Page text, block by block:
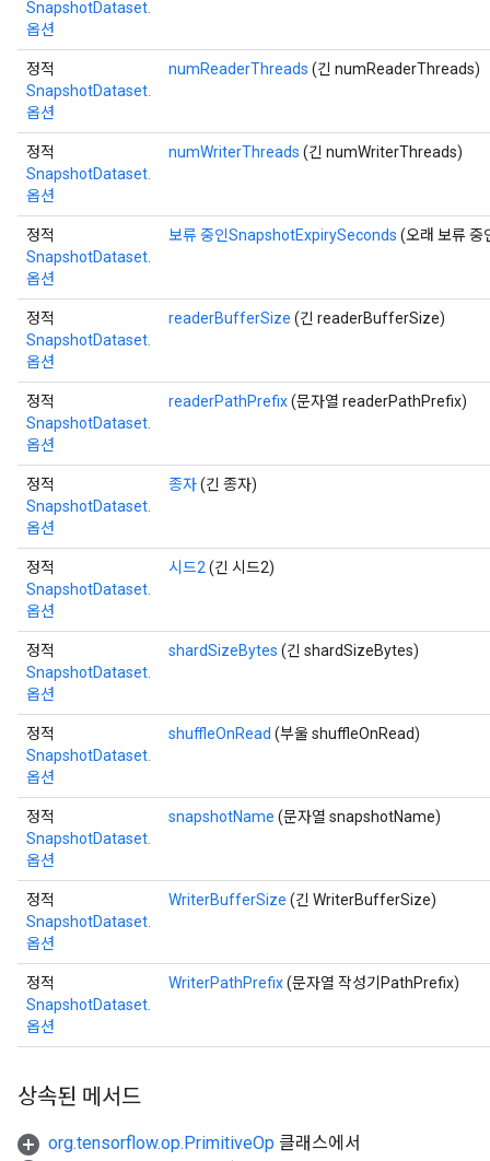
SnapshotDataset.
옵션
정적
SnapshotDataset.
옵션
numReaderThreads (긴 numReaderThreads)
정적
SnapshotDataset.
옵션
numWriterThreads (긴 numWriterThreads)
정적
SnapshotDataset.
옵션
보류 중인SnapshotExpirySeconds (오래 보류
정적
SnapshotDataset.
옵션
readerBufferSize (긴 readerBufferSize)
정적
SnapshotDataset.
옵션
readerPathPrefix(문자열 readerPathPrefix)
정적
SnapshotDataset.
옵션
종자(긴 종자)
정적
SnapshotDataset.
옵션
시드2 (긴 시드2)
정적
SnapshotDataset.
옵션
shardSizeBytes (긴 shardSizeBytes)
정적
SnapshotDataset.
옵션
shuffleOnRead (부울 shuffleOnRead)
정적
SnapshotDataset.
옵션
snapshotName (문자열 snapshotName)
정적
SnapshotDataset.
옵션
WriterBufferSize (긴 WriterBufferSize)
정적
SnapshotDataset.
옵션
WriterPathPrefix(문자열 작성기PathPrefix)
상속된 메서드
org.tensorflow.op.PrimitiveOp 클래스에서